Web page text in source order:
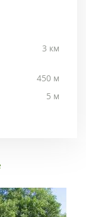
3 км
450 м
5 м